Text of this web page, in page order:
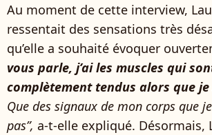
Au moment de cette interview,
ressentait des sensations très
qu’elle a souhaité évoquer
vous parle, j’ai les muscles qui
complètement tendus alors que
Que des signaux de mon corps que
pas”, a-t-elle expliqué. Désormais,